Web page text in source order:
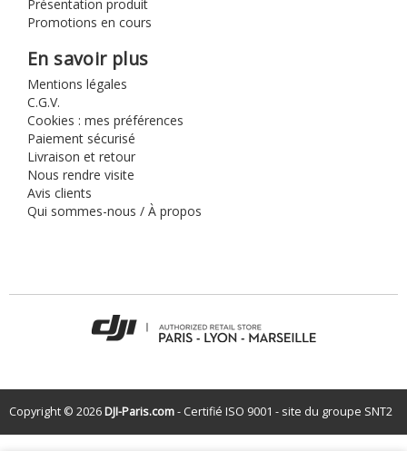
Présentation produit
Promotions en cours
En savoir plus
Mentions légales
C.G.V.
Cookies : mes préférences
Paiement sécurisé
Livraison et retour
Nous rendre visite
Avis clients
Qui sommes-nous / À propos
Copyright © 2026DJI-Paris.com- Certifié ISO 9001 - site du groupe SNT2